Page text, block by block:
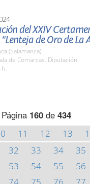
del XXIV
de Oro de La
(Salamanca)
de Comarcas. Diputación
Página 160de 434
11 12 13
32 33 34 35
53 54 55 56